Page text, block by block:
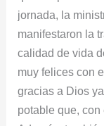
jornada, la
manifestaron la
calidad de vida
muy felices con
gracias a Dios
potable que,